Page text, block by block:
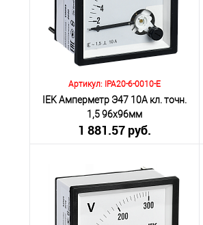
К сравнению
В избранное
Под заказ
Артикул: IPA20-6-0010-E
IEK Амперметр Э47 10А кл. точн.
1,5 96х96мм
1 881.57 руб.
Количество:
В корзину